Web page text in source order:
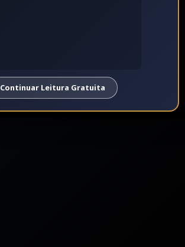
Continuar Leitura Gratuita